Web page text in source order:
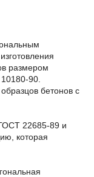
размером
90.
бетонов с
22685-89 и
которая